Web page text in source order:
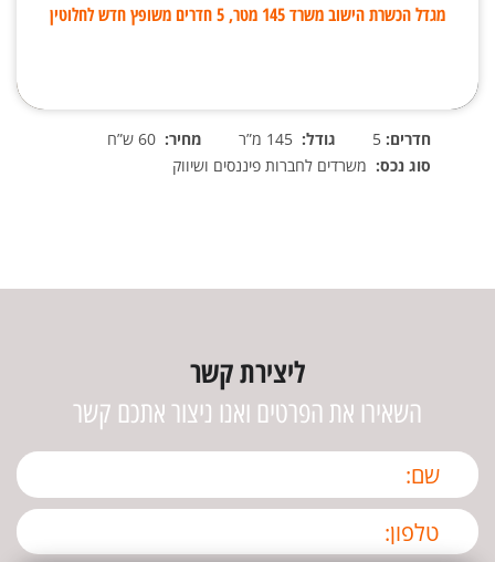
מגדל הכשרת הישוב משרד 145 מטר, 5 חדרים משופץ חדש לחלוטין
חדרים: גודל: מחיר:
סוג נכס: משרדים לחברות פיננסים ושיווק
ליצירת קשר
השאירו את הפרטים ואנו ניצור אתכם קשר